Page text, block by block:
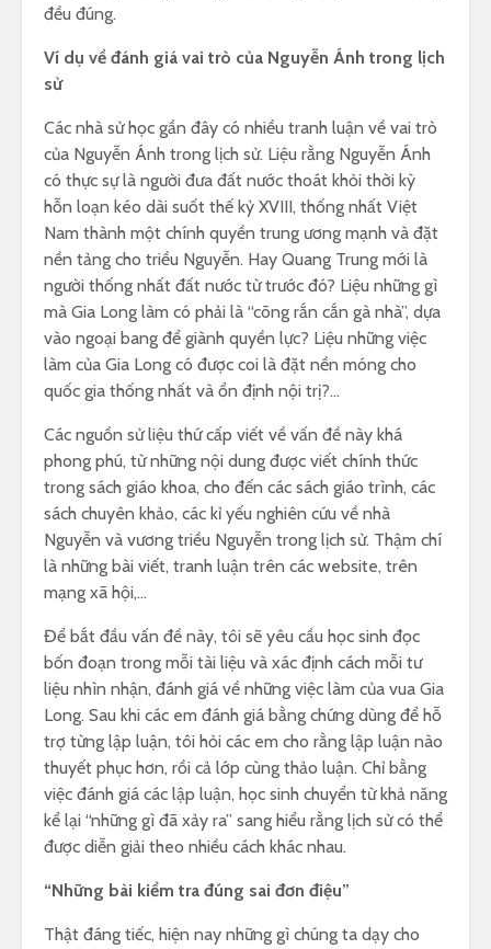
đều đúng.
Ví dụ về đánh giá vai trò của Nguyễn Ánh trong lịch
sử
Các nhà sử học gần đây có nhiều tranh luận về vai trò
của Nguyễn Ánh trong lịch sử. Liệu rằng Nguyễn Ánh
có thực sự là người đưa đất nước thoát khỏi thời kỳ
hỗn loạn kéo dài suốt thế kỷ XVIII, thống nhất Việt
Nam thành một chính quyền trung ương mạnh và đặt
nền tảng cho triều Nguyễn. Hay Quang Trung mới là
người thống nhất đất nước từ trước đó? Liệu những gì
mà Gia Long làm có phải là “cõng rắn cắn gà nhà”, dựa
vào ngoại bang để giành quyền lực? Liệu những việc
làm của Gia Long có được coi là đặt nền móng cho
quốc gia thống nhất và ổn định nội trị?…
Các nguồn sử liệu thứ cấp viết về vấn đề này khá
phong phú, từ những nội dung được viết chính thức
trong sách giáo khoa, cho đến các sách giáo trình, các
sách chuyên khảo, các kỉ yếu nghiên cứu về nhà
Nguyễn và vương triều Nguyễn trong lịch sử. Thậm chí
là những bài viết, tranh luận trên các website, trên
mạng xã hội,…
Để bắt đầu vấn đề này, tôi sẽ yêu cầu học sinh đọc
bốn đoạn trong mỗi tài liệu và xác định cách mỗi tư
liệu nhìn nhận, đánh giá về những việc làm của vua Gia
Long. Sau khi các em đánh giá bằng chứng dùng để hỗ
trợ từng lập luận, tôi hỏi các em cho rằng lập luận nào
thuyết phục hơn, rồi cả lớp cùng thảo luận. Chỉ bằng
việc đánh giá các lập luận, học sinh chuyển từ khả năng
kể lại “những gì đã xảy ra” sang hiểu rằng lịch sử có thể
được diễn giải theo nhiều cách khác nhau.
“Những bài kiểm tra đúng sai đơn điệu”
Thật đáng tiếc, hiện nay những gì chúng ta dạy cho